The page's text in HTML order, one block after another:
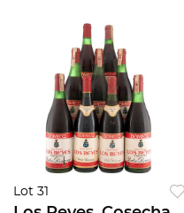
Lot 31